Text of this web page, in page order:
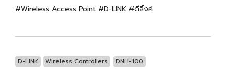
#Wireless Access Point #D-LINK #ดีลิ้งค์
D-LINK Wireless Controllers DNH-100